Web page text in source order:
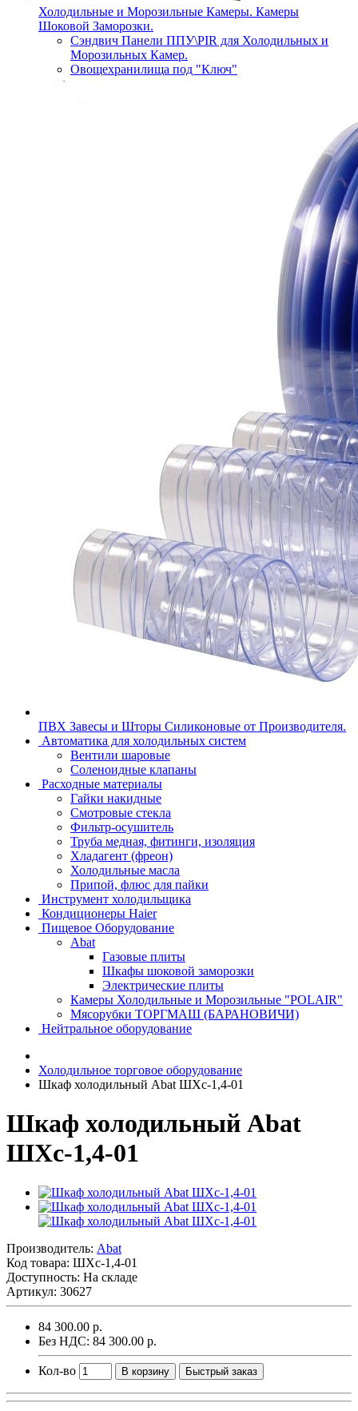
Холодильные и Морозильные Камеры. Камеры
Шоковой Заморозки.
Сэндвич Панели ППУ\PIR для Холодильных и
Морозильных Камер.
Овощехранилища под "Ключ"
ПВХ Завесы и Шторы Силиконовые от Производителя.
Автоматика для холодильных систем
Вентили шаровые
Соленоидные клапаны
Расходные материалы
Гайки накидные
Смотровые стекла
Фильтр-осушитель
Труба медная, фитинги, изоляция
Хладагент (фреон)
Холодильные масла
Припой, флюс для пайки
Инструмент холодильщика
Кондиционеры Haier
Пищевое Оборудование
Abat
Газовые плиты
Шкафы шоковой заморозки
Электрические плиты
Камеры Холодильные и Морозильные "POLAIR"
Мясорубки ТОРГМАШ (БАРАНОВИЧИ)
Нейтральное оборудование
Холодильное торговое оборудование
Шкаф холодильный Abat ШХс-1,4-01
Шкаф холодильный Abat
ШХс-1,4-01
Производитель: Abat
Код товара: ШХс-1,4-01
Доступность: На складе
Артикул: 30627
84 300.00 р.
Без НДС: 84 300.00 р.
Кол-во В корзину Быстрый заказ